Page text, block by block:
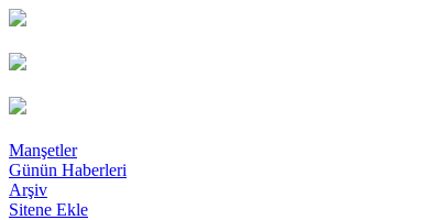
Manşetler
Günün Haberleri
Arşiv
Sitene Ekle